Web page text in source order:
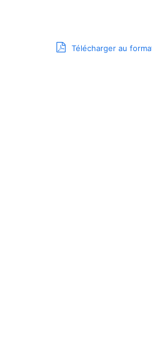
Télécharger au